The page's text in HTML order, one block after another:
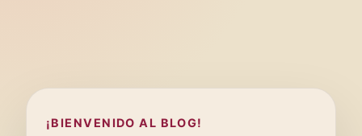
¡BIENVENIDO AL BLOG!